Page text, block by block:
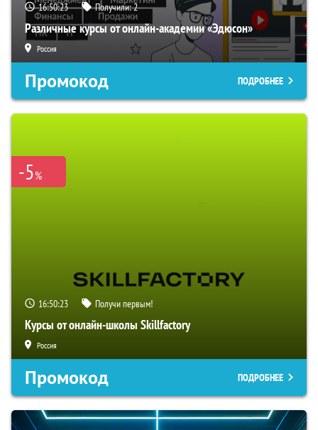
16:50:22 Получили:2
Различные курсы от онлайн-академии «Эдюсон»
Россия
Промокод ПОДРОБНЕЕ
-5%
16:50:22 Получи первым!
Курсы от онлайн-школы Skillfactory
Россия
Промокод ПОДРОБНЕЕ